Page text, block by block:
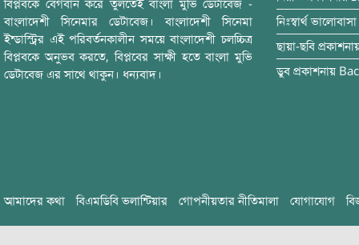
বিপ্লবকে বেগবান করে তুলতেই বাংলা মুভি ডেটাবেজ -
বাংলাদেশী সিনেমার ডেটাবেজ। বাংলাদেশী সিনেমা
ইন্ডাস্ট্রির এই পরিবর্তনকালীন সময়ে বাংলাদেশী চলচ্চিত্র
বিপ্লবকে অনুভব করতে, বিপ্লবের সাক্ষী হতে বাংলা মুভি
ডেটাবেজ এর সাথে থাকুন। ধন্যবাদ।
নিঃস্বার্থ ভালোবাসা
ছায়া-ছবি
ডুব প্রকাশনায়
আমাদের কথা বিএমডিবি ভলান্টিয়ার গোপনীয়তার নীতিমালা যোগাযোগ